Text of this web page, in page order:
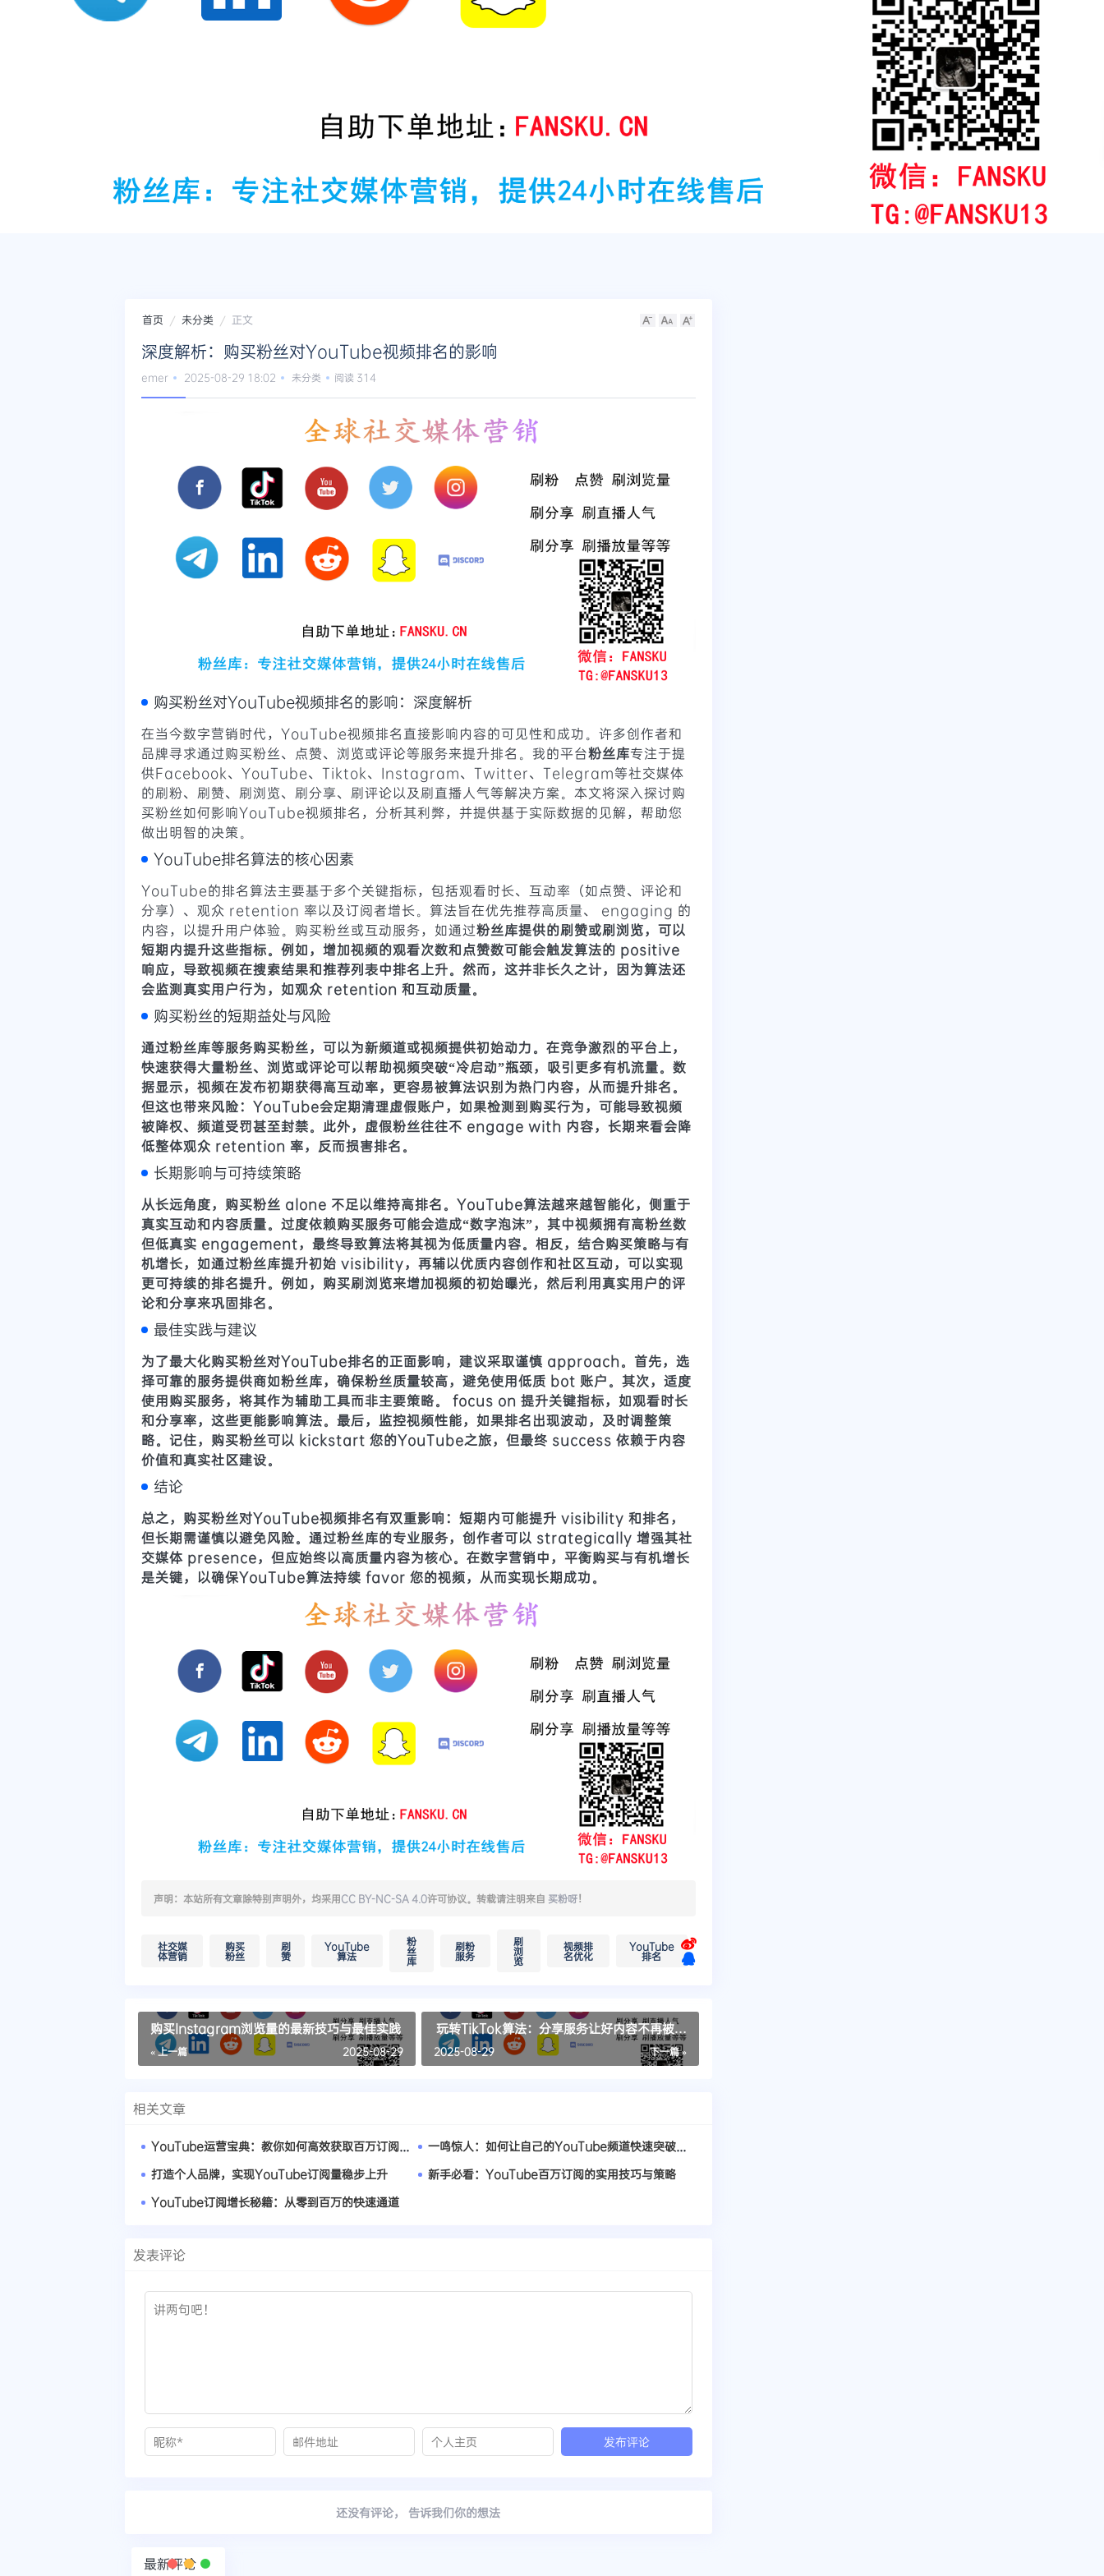
首页 未分类 正文
深度解析：购买粉丝对YouTube视频排名的影响
emer 2025-08-29 18:02 未分类 阅读 314
购买粉丝对YouTube视频排名的影响：深度解析
在当今数字营销时代，YouTube视频排名直接影响内容的可见性和成功。许多创作者和
品牌寻求通过购买粉丝、点赞、浏览或评论等服务来提升排名。我的平台粉丝库专注于提
供Facebook、YouTube、Tiktok、Instagram、Twitter、Telegram等社交媒体
的刷粉、刷赞、刷浏览、刷分享、刷评论以及刷直播人气等解决方案。本文将深入探讨购
买粉丝如何影响YouTube视频排名，分析其利弊，并提供基于实际数据的见解，帮助您
做出明智的决策。
YouTube排名算法的核心因素
YouTube的排名算法主要基于多个关键指标，包括观看时长、互动率（如点赞、评论和
分享）、观众 retention 率以及订阅者增长。算法旨在优先推荐高质量、 engaging 的
内容，以提升用户体验。购买粉丝或互动服务，如通过粉丝库提供的刷赞或刷浏览，可以
短期内提升这些指标。例如，增加视频的观看次数和点赞数可能会触发算法的 positive
响应，导致视频在搜索结果和推荐列表中排名上升。然而，这并非长久之计，因为算法还
会监测真实用户行为，如观众 retention 和互动质量。
购买粉丝的短期益处与风险
通过粉丝库等服务购买粉丝，可以为新频道或视频提供初始动力。在竞争激烈的平台上，
快速获得大量粉丝、浏览或评论可以帮助视频突破“冷启动”瓶颈，吸引更多有机流量。数
据显示，视频在发布初期获得高互动率，更容易被算法识别为热门内容，从而提升排名。
但这也带来风险：YouTube会定期清理虚假账户，如果检测到购买行为，可能导致视频
被降权、频道受罚甚至封禁。此外，虚假粉丝往往不 engage with 内容，长期来看会降
低整体观众 retention 率，反而损害排名。
长期影响与可持续策略
从长远角度，购买粉丝 alone 不足以维持高排名。YouTube算法越来越智能化，侧重于
真实互动和内容质量。过度依赖购买服务可能会造成“数字泡沫”，其中视频拥有高粉丝数
但低真实 engagement，最终导致算法将其视为低质量内容。相反，结合购买策略与有
机增长，如通过粉丝库提升初始 visibility，再辅以优质内容创作和社区互动，可以实现
更可持续的排名提升。例如，购买刷浏览来增加视频的初始曝光，然后利用真实用户的评
论和分享来巩固排名。
最佳实践与建议
为了最大化购买粉丝对YouTube排名的正面影响，建议采取谨慎 approach。首先，选
择可靠的服务提供商如粉丝库，确保粉丝质量较高，避免使用低质 bot 账户。其次，适度
使用购买服务，将其作为辅助工具而非主要策略。 focus on 提升关键指标，如观看时长
和分享率，这些更能影响算法。最后，监控视频性能，如果排名出现波动，及时调整策
略。记住，购买粉丝可以 kickstart 您的YouTube之旅，但最终 success 依赖于内容
价值和真实社区建设。
结论
总之，购买粉丝对YouTube视频排名有双重影响：短期内可能提升 visibility 和排名，
但长期需谨慎以避免风险。通过粉丝库的专业服务，创作者可以 strategically 增强其社
交媒体 presence，但应始终以高质量内容为核心。在数字营销中，平衡购买与有机增长
是关键，以确保YouTube算法持续 favor 您的视频，从而实现长期成功。
声明：本站所有文章除特别声明外，均采用CC BY-NC-SA 4.0许可协议。转载请注明来自 买粉呀！
社交媒
体营销
购买
粉丝
刷
赞
YouTube
算法
粉
丝
库
刷粉
服务
刷
浏
览
视频排
名优化
YouTube
排名
购买Instagram浏览量的最新技巧与最佳实践
« 上一篇 2025-08-29
玩转TikTok算法：分享服务让好内容不再被埋
没
下一篇 »
2025-08-29
相关文章
打造个人品牌，实现YouTube订阅量稳步上升
新手必看：YouTube百万订阅的实用技巧与策略
YouTube订阅增长秘籍：从零到百万的快速通道
发表评论
还没有评论， 告诉我们你的想法
最新评论